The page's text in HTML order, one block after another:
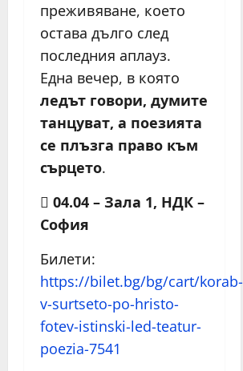
преживяване, което
остава дълго след
последния аплауз.
Една вечер, в която
ледът говори, думите
танцуват, а поезията
се плъзга право към
сърцето.
 04.04 – Зала 1, НДК –
София
Билети:
https://bilet.bg/bg/cart/korab-
v-surtseto-po-hristo-
fotev-istinski-led-teatur-
poezia-7541